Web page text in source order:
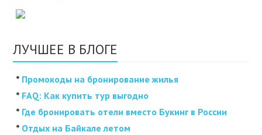
ЛУЧШЕЕ В БЛОГЕ
* Промокоды на бронирование жилья
* FAQ: Как купить тур выгодно
* Где бронировать отели вместо Букинг в России
* Отдых на Байкале летом